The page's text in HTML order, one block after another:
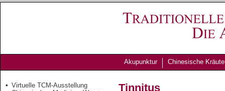
Akupunktur Chinesische
Virtuelle TCM-Ausstellung
Tinnitus